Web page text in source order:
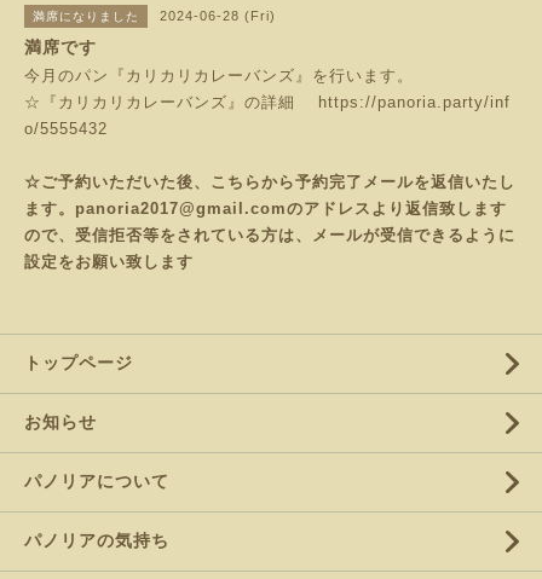
満席になりました 2024-06-28 (Fri)
満席です
今月のパン『カリカリカレーバンズ』を行います。
☆『カリカリカレーバンズ』の詳細
https://panoria.party/inf
o/5555432
☆ご予約いただいた後、こちらから予約完了メールを返信いたし
ます。panoria2017@gmail.comのアドレスより返信致します
ので、受信拒否等をされている方は、メールが受信できるように
設定をお願い致します
トップページ
お知らせ
パノリアについて
パノリアの気持ち